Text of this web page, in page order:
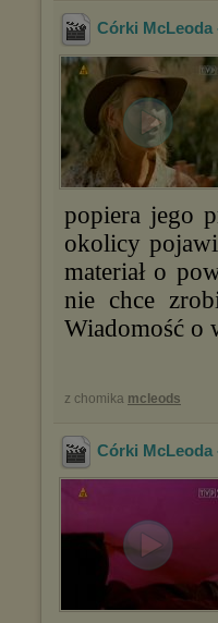
Córki McLeoda
popiera jego
okolicy
materiał o
nie chce
Wiadomość o
z chomika mcleods
Córki McLeoda